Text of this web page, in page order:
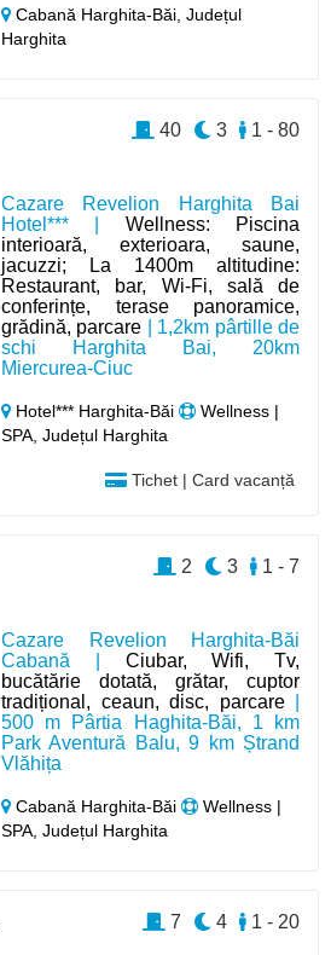
Cabană Harghita-Băi,Județul
Harghita
Cazare Revelion Harghita Bai
Hotel*** | Wellness: Piscina
interioară, exterioara, saune,
jacuzzi; La 1400m altitudine:
Restaurant, bar, Wi-Fi, sală de
conferințe, terase panoramice,
grădină, parcare | 1,2km pârtille de
schi Harghita Bai, 20km
Miercurea-Ciuc
Hotel*** Harghita-Băi
Wellness |
SPA, Județul Harghita
Tichet | Card vacanță
1 - 80
3
40
Cazare Revelion Harghita-Băi
Cabană | Ciubar, Wifi, Tv,
bucătărie dotată, grătar, cuptor
tradițional, ceaun, disc, parcare|
500 m Pârtia Haghita-Băi, 1 km
Park Aventură Balu, 9 km Ștrand
Vlăhița
Cabană Harghita-Băi
Wellness |
SPA, Județul Harghita
1 - 7
3
2
1 - 20
4
7